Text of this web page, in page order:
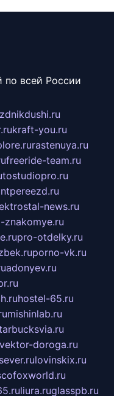
по всей России
kraft-you.ru
rastenuya.ru
freeride-team.ru
news.ru
znakomye.ru
pro-otdelky.ru
porno-vk.ru
adonyev.ru
hostel-65.ru
mishinlab.ru
vektor-doroga.ru
lovinskix.ru
liura.ruglasspb.ru